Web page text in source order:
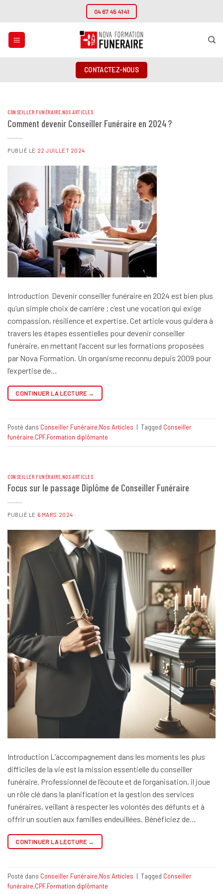
contenu
04 67 45 41 41
CONTACTEZ-NOUS
CONSEILLER FUNÉRAIRE,NOS ARTICLES
Comment devenir Conseiller Funéraire en 2024 ?
PUBLIÉ LE 22 JUILLET 2024
Introduction Devenir conseiller funéraire en 2024 est bien plus
qu’un simple choix de carrière ; c’est une vocation qui exige
compassion, résilience et expertise. Cet article vous guidera à
travers les étapes essentielles pour devenir conseiller
funéraire, en mettant l’accent sur les formations proposées
par Nova Formation. Un organisme reconnu depuis 2009 pour
l’expertise de…
CONTINUER LA LECTURE →
Posté dans Conseiller Funéraire,Nos Articles | Tagged Conseiller
funéraire,CPF,Formation diplômante
CONSEILLER FUNÉRAIRE,NOS ARTICLES
Focus sur le passage Diplôme de Conseiller Funéraire
PUBLIÉ LE 6 MARS 2024
Introduction L’accompagnement dans les moments les plus
difficiles de la vie est la mission essentielle du conseiller
funéraire. Professionnel de l’écoute et de l’organisation, il joue
un rôle clé dans la planification et la gestion des services
funéraires, veillant à respecter les volontés des défunts et à
offrir un soutien aux familles endeuillées. Bénéficiez de…
CONTINUER LA LECTURE →
Posté dans Conseiller Funéraire,Nos Articles | Tagged Conseiller
funéraire,CPF,Formation diplômante